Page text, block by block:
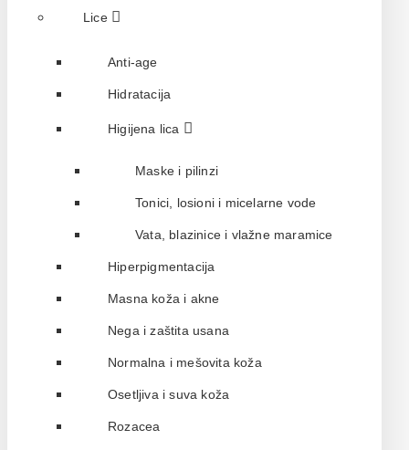
Lice
Anti-age
Hidratacija
Higijena lica
Maske i pilinzi
Tonici, losioni i micelarne vode
Vata, blazinice i vlažne maramice
Hiperpigmentacija
Masna koža i akne
Nega i zaštita usana
Normalna i mešovita koža
Osetljiva i suva koža
Rozacea